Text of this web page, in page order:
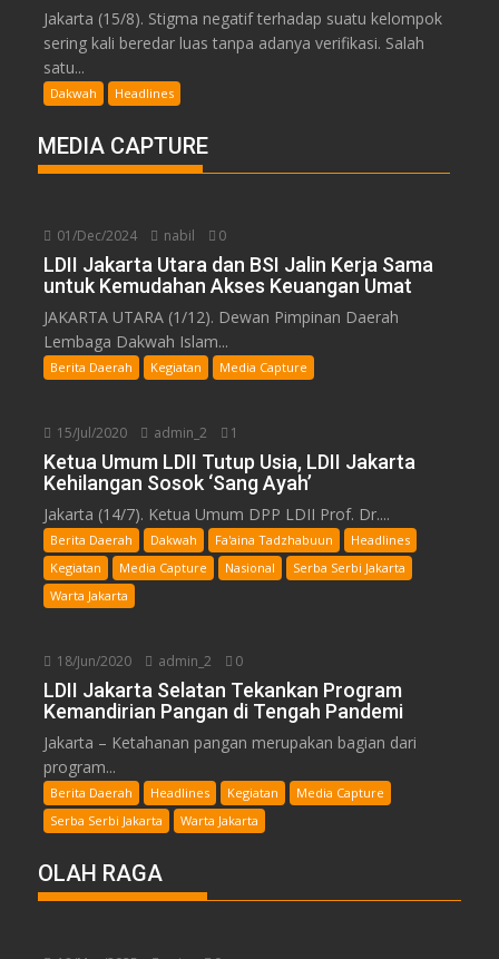
Jakarta (15/8). Stigma negatif terhadap suatu kelompok
sering kali beredar luas tanpa adanya verifikasi. Salah
satu...
Dakwah Headlines
MEDIA CAPTURE
01/Dec/2024 nabil 0
LDII Jakarta Utara dan BSI Jalin Kerja Sama
untuk Kemudahan Akses Keuangan Umat
JAKARTA UTARA (1/12). Dewan Pimpinan Daerah
Lembaga Dakwah Islam...
Berita Daerah Kegiatan Media Capture
15/Jul/2020 admin_2 1
Ketua Umum LDII Tutup Usia, LDII Jakarta
Kehilangan Sosok ‘Sang Ayah’
Jakarta (14/7). Ketua Umum DPP LDII Prof. Dr....
Berita Daerah Dakwah Fa'aina Tadzhabuun
Headlines
Kegiatan
Media Capture Nasional
Serba Serbi Jakarta
Warta Jakarta
18/Jun/2020 admin_2 0
LDII Jakarta Selatan Tekankan Program
Kemandirian Pangan di Tengah Pandemi
Jakarta – Ketahanan pangan merupakan bagian dari
program...
Berita Daerah Headlines Kegiatan
Media Capture
Serba Serbi Jakarta
Warta Jakarta
OLAH RAGA